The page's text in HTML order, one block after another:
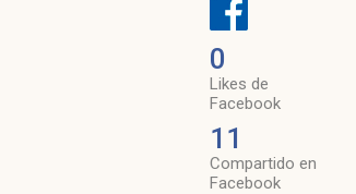
0
Likes de
Facebook
11
Compartido en
Facebook